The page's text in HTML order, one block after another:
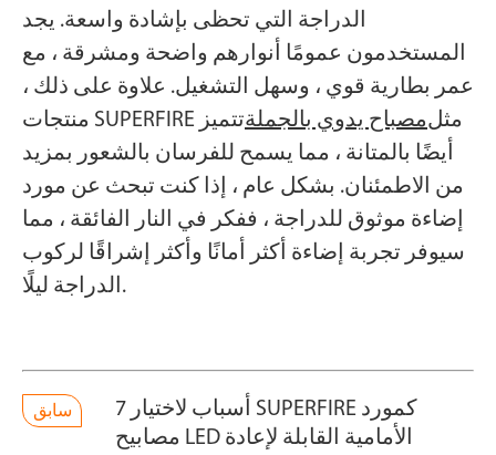
الدراجة التي تحظى بإشادة واسعة. يجد
المستخدمون عمومًا أنوارهم واضحة ومشرقة ، مع
عمر بطارية قوي ، وسهل التشغيل. علاوة على ذلك ،
منتجات SUPERFIRE مثلمصباح يدوي بالجملةتتميز
أيضًا بالمتانة ، مما يسمح للفرسان بالشعور بمزيد
من الاطمئنان. بشكل عام ، إذا كنت تبحث عن مورد
إضاءة موثوق للدراجة ، ففكر في النار الفائقة ، مما
سيوفر تجربة إضاءة أكثر أمانًا وأكثر إشراقًا لركوب
الدراجة ليلًا.
سابق
7 أسباب لاختيار SUPERFIRE كمورد
مصابيح LED الأمامية القابلة لإعادة